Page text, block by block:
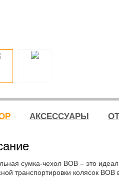
АКСЕССУАРЫ
сумка-чехол BOB – это
транспортировки колясок BOB